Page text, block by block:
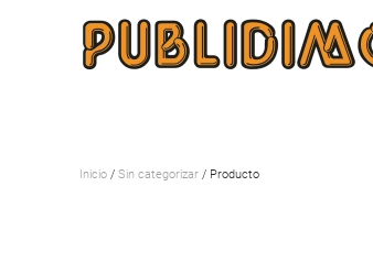
Inicio / Sin categorizar / Producto